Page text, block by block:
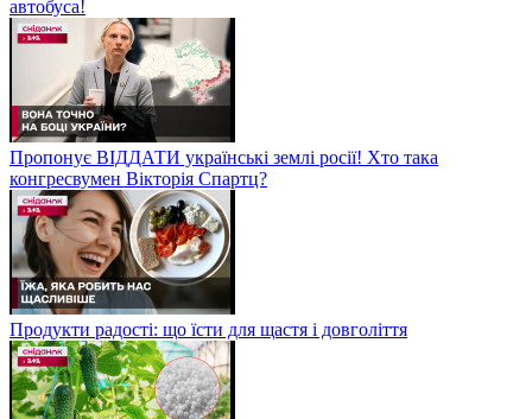
автобуса!
Пропонує ВІДДАТИ українські землі росії! Хто така
конгресвумен Вікторія Спартц?
Продукти радості: що їсти для щастя і довголіття